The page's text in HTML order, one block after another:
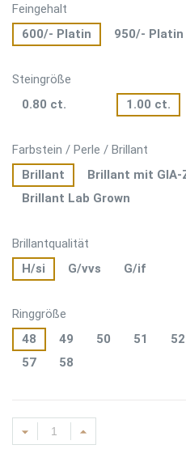
Feingehalt
600/- Platin
950/- Platin
Steingröße
0.80 ct.
1.00 ct.
Farbstein / Perle / Brillant
Brillant
Brillant mit
Brillant Lab Grown
Brillantqualität
H/si
G/vvs G/if
Ringgröße
48
49 50 51 52
57
58